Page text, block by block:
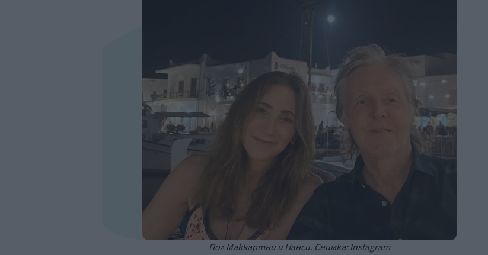
Пол Маккартни и Нанси. Снимка: Instagram